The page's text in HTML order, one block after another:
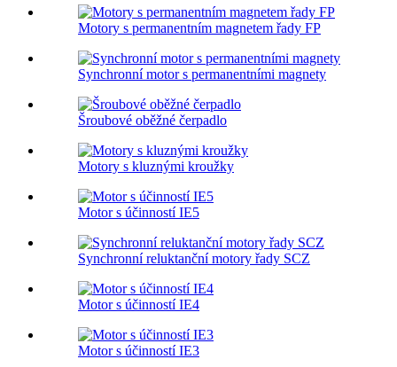
Motory s permanentním magnetem řady FP
Synchronní motor s permanentními magnety
Šroubové oběžné čerpadlo
Motory s kluznými kroužky
Motor s účinností IE5
Synchronní reluktanční motory řady SCZ
Motor s účinností IE4
Motor s účinností IE3